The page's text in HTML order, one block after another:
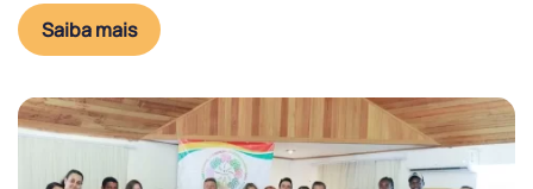
Saiba mais